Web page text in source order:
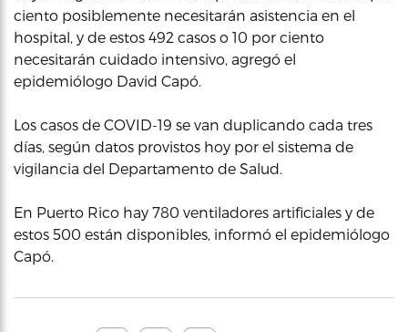
ciento posiblemente necesitarán asistencia en el
hospital, y de estos 492 casos o 10 por ciento
necesitarán cuidado intensivo, agregó el
epidemiólogo David Capó.
Los casos de COVID-19 se van duplicando cada tres
días, según datos provistos hoy por el sistema de
vigilancia del Departamento de Salud.
En Puerto Rico hay 780 ventiladores artificiales y de
estos 500 están disponibles, informó el epidemiólogo
Capó.